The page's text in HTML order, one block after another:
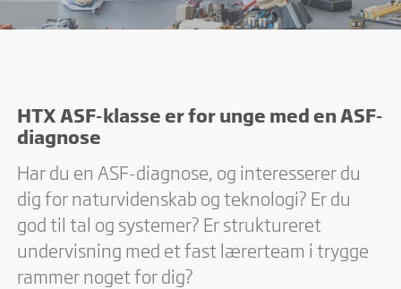
HTX ASF-klasse er for unge med en ASF-
diagnose
Har du en ASF-diagnose, og interesserer du
dig for naturvidenskab og teknologi? Er du
god til tal og systemer? Er struktureret
undervisning med et fast lærerteam i trygge
rammer noget for dig?